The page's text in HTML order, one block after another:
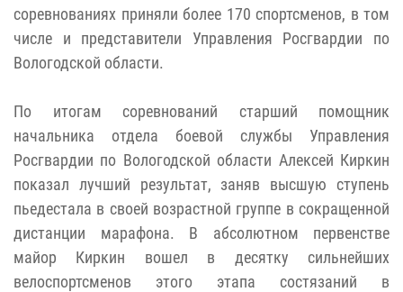
соревнованиях приняли более 170 спортсменов, в том
числе и представители Управления Росгвардии по
Вологодской области.
По итогам соревнований старший помощник
начальника отдела боевой службы Управления
Росгвардии по Вологодской области Алексей Киркин
показал лучший результат, заняв высшую ступень
пьедестала в своей возрастной группе в сокращенной
дистанции марафона. В абсолютном первенстве
майор Киркин вошел в десятку сильнейших
велоспортсменов этого этапа состязаний в